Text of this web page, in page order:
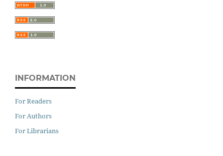
INFORMATION
For Readers
For Authors
For Librarians